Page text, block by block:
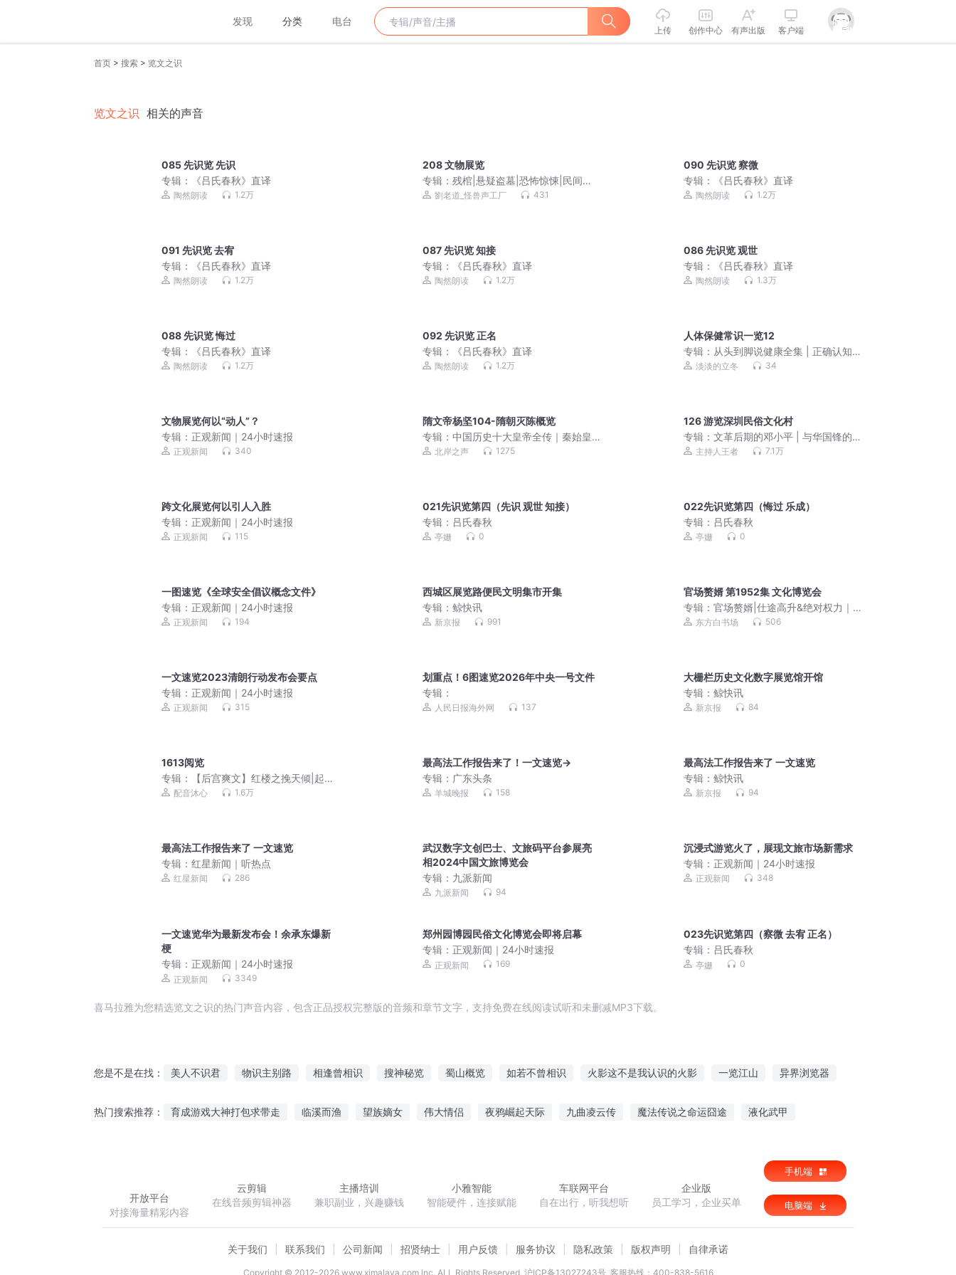
发现 分类 电台
上传 创作中心 有声出版 客户端
首页 > 搜索 > 览文之识
览文之识 相关的声音
085 先识览 先识
专辑：
《吕氏春秋》直译
陶然朗读 1.2万
208 文物展览
专辑：残棺|悬疑盗墓|恐怖惊悚|民间禁
忌|风水玄学|阴阳先生
劉老道_怪兽声工厂 431
090 先识览 察微
专辑：
《吕氏春秋》直译
陶然朗读 1.2万
091 先识览 去宥
专辑：
《吕氏春秋》直译
陶然朗读 1.2万
087 先识览 知接
专辑：
《吕氏春秋》直译
陶然朗读 1.2万
086 先识览 观世
专辑：
《吕氏春秋》直译
陶然朗读 1.3万
088 先识览 悔过
专辑：
《吕氏春秋》直译
陶然朗读 1.2万
092 先识览 正名
专辑：
《吕氏春秋》直译
陶然朗读 1.2万
人体保健常识一览12
专辑： 从头到脚说健康全集 | 正确认知
人体 | 健康科普 | 日常护理 | 养回身体自
淡淡的立冬 34
文物展览何以“动人”？
专辑： 正观新闻｜24小时速报
正观新闻 340
隋文帝杨坚104-隋朝灭陈概览
专辑：中国历史十大皇帝全传｜秦始皇
刘邦汉武帝李世民赵匡胤朱元璋康熙
北岸之声 1275
126 游览深圳民俗文化村
专辑：文革后期的邓小平 | 与华国锋的
交接 | 从复出到成为领导核心|毛泽东周
主持人王者 7.1万
跨文化展览何以引人入胜
专辑： 正观新闻｜24小时速报
正观新闻 115
021先识览第四（先识 观世 知接）
专辑： 吕氏春秋
亭姗 0
022先识览第四（悔过 乐成）
专辑： 吕氏春秋
亭姗 0
一图速览《全球安全倡议概念文件》
专辑： 正观新闻｜24小时速报
正观新闻 194
西城区展览路便民文明集市开集
专辑：鲸快讯
新京报 991
官场赘婿 第1952集 文化博览会
专辑：官场赘婿|仕途高升&绝对权力｜
平步青云
东方白书场 506
一文速览2023清朗行动发布会要点
专辑： 正观新闻｜24小时速报
正观新闻 315
划重点！6图速览2026年中央一号文件
专辑：
人民日报海外网 137
大栅栏历史文化数字展览馆开馆
专辑：鲸快讯
新京报 84
1613阅览
专辑：
【后宫爽文】红楼之挽天倾|起点
霸榜历史权谋|多人有声剧
配音沐心 1.6万
最高法工作报告来了！一文速览→
专辑： 广东头条
羊城晚报 158
最高法工作报告来了 一文速览
专辑：鲸快讯
新京报 94
最高法工作报告来了 一文速览
专辑： 红星新闻｜听热点
红星新闻 286
武汉数字文创巴士、文旅码平台参展亮
相2024中国文旅博览会
专辑： 九派新闻
九派新闻 94
沉浸式游览火了，展现文旅市场新需求
专辑： 正观新闻｜24小时速报
正观新闻 348
一文速览华为最新发布会！余承东爆新
梗
专辑： 正观新闻｜24小时速报
正观新闻 3349
郑州园博园民俗文化博览会即将启幕
专辑： 正观新闻｜24小时速报
正观新闻 169
023先识览第四（察微 去宥 正名）
专辑： 吕氏春秋
亭姗 0
喜马拉雅为您精选览文之识的热门声音内容，包含正品授权完整版的音频和章节文字，支持免费在线阅读试听和未删减MP3下载。
您是不是在找： 美人不识君 物识主别路 相逢曾相识 搜神秘览 蜀山概览 如若不曾相识 火影这不是我认识的火影 一览江山 异界浏览器
热门搜索推荐： 育成游戏大神打包求带走 临溪而渔 望族嫡女 伟大情侣 夜鸦崛起天际 九曲凌云传 魔法传说之命运囧途 液化武甲
开放平台
对接海量精彩内容
云剪辑
在线音频剪辑神器
主播培训
兼职副业，兴趣赚钱
小雅智能
智能硬件，连接赋能
车联网平台
自在出行，听我想听
企业版
员工学习，企业买单
手机端
电脑端
关于我们 联系我们 公司新闻 招贤纳士 用户反馈 服务协议 隐私政策 版权声明 自律承诺
Copyright © 2012-2026www.ximalaya.com lnc. ALL Rights Reserved 沪ICP备13027243号 客服热线：400-838-5616